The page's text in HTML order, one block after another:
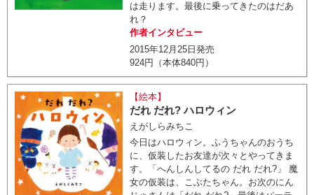
は走ります。最後に乗ってきたのはだあ
れ？
作者インタビュー
2015年12月25日発売
924円（本体840円）
【絵本】
だれ だれ? ハロウィン
えがしらみちこ
今日はハロウィン。ふうちゃんのおうち
に、仮装したお友達が次々とやってきま
す。「へんしんしてるの だれ だれ?」 魔
女の仮装は、こぶたちゃん。お次のにん